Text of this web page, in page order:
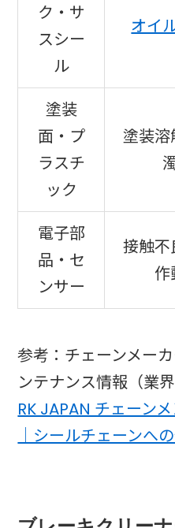
ク・サ
スシー
ル
オイ
塗装
面・プ
ラスチ
ック
塗装溶
電子部
品・セ
ンサー
接触
作
参考：チェーンメー
ンテナンス情報（業界
RK JAPAN チェーン
｜シールチェーンへ